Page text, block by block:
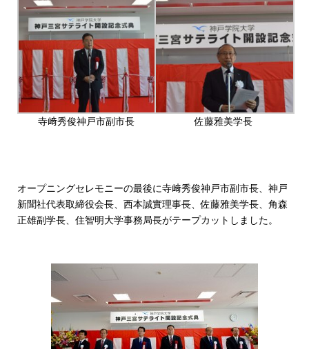
寺﨑秀俊神戸市副市長 佐藤雅美学長
オープニングセレモニーの最後に寺﨑秀俊神戸市副市長、神戸
新聞社代表取締役会長、西本誠實理事長、佐藤雅美学長、角森
正雄副学長、住智明大学事務局長がテープカットしました。